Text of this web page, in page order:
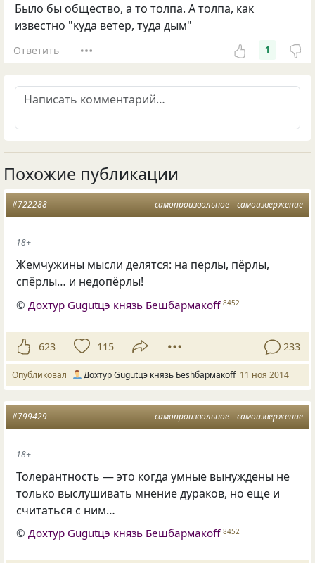
Было бы общество, а то толпа. А толпа, как
известно "куда ветер, туда дым"
Ответить 1
Похожие публикации
самопроизвольное самоизвержение
#722288
18+
Жемчужины мысли делятся: на перлы, пёрлы,
спёрлы… и недопёрлы!
© Дохтур Gugutцэ князь Бешбармакоff 8452
623 115 233
Опубликовал Дохтур Gugutцэ князь Беshбармакоff 11 ноя 2014
самопроизвольное самоизвержение
#799429
18+
Толерантность — это когда умные вынуждены не
только выслушивать мнение дураков, но еще и
считаться с ним…
©Дохтур Gugutцэ князь Бешбармакоff 8452